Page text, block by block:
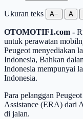
Ukuran teks A− A
OTOMOTIF1.com -
untuk perawatan
Peugeot menyediakan
Indonesia, Bahkan
Indonesia mempunyai
Indonesia.
Para pelanggan
Assistance (ERA) dari
di jalan.